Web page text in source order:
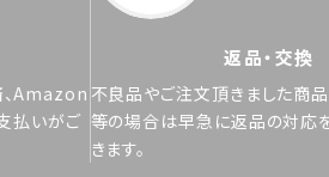
、Amazon
払いがご
返品・交換
不良品やご注文頂きました商
等の場合は早急に返品の対応
きます。